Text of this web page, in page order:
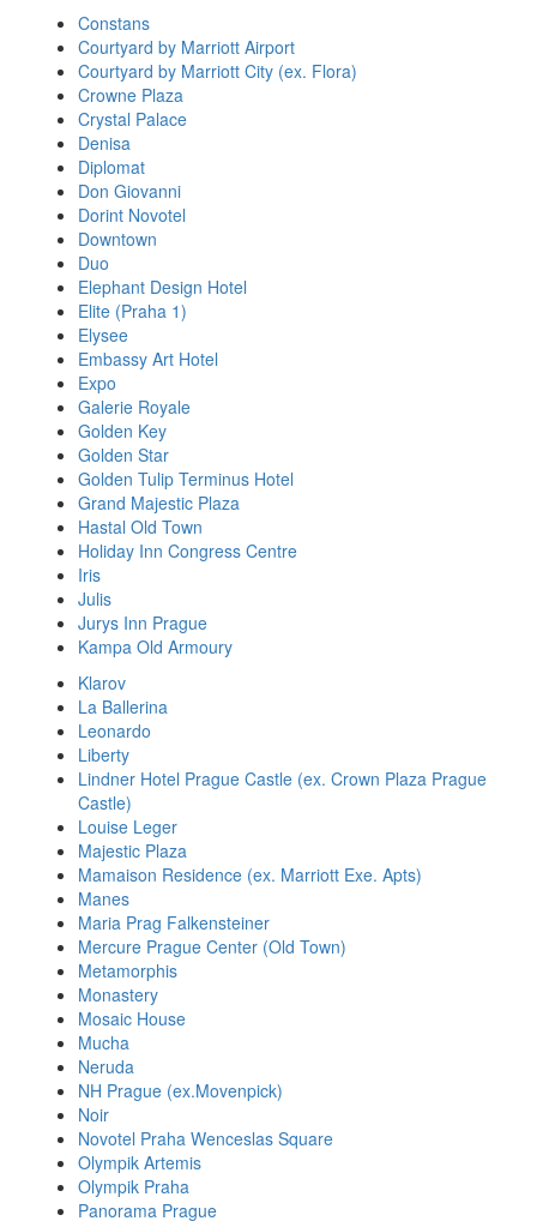
Constans
Courtyard by Marriott Airport
Courtyard by Marriott City (ex. Flora)
Crowne Plaza
Crystal Palace
Denisa
Diplomat
Don Giovanni
Dorint Novotel
Downtown
Duo
Elephant Design Hotel
Elite (Praha 1)
Elysee
Embassy Art Hotel
Expo
Galerie Royale
Golden Key
Golden Star
Golden Tulip Terminus Hotel
Grand Majestic Plaza
Hastal Old Town
Holiday Inn Congress Centre
Iris
Julis
Jurys Inn Prague
Kampa Old Armoury
Klarov
La Ballerina
Leonardo
Liberty
Lindner Hotel Prague Castle (ex. Crown Plaza Prague
Castle)
Louise Leger
Majestic Plaza
Mamaison Residence (ex. Marriott Exe. Apts)
Manes
Maria Prag Falkensteiner
Mercure Prague Center (Old Town)
Metamorphis
Monastery
Mosaic House
Mucha
Neruda
NH Prague (ex.Movenpick)
Noir
Novotel Praha Wenceslas Square
Olympik Artemis
Olympik Praha
Panorama Prague